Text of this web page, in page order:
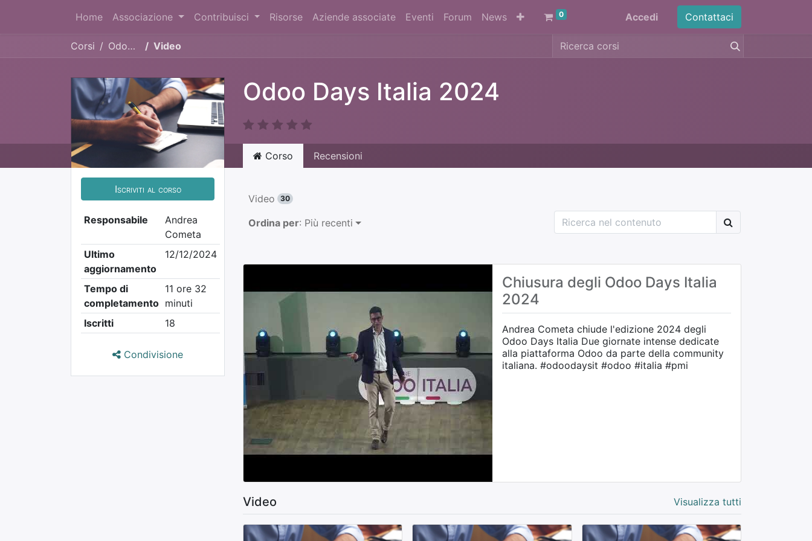
Home Associazione Contribuisci Risorse Aziende associate Eventi Forum News 0 Accedi Contattaci
Corsi Odoo Days Italia 2024 Video
Odoo Days Italia 2024
Iscriviti al corso
Responsabile
Andrea
Cometa
Ultimo
aggiornamento
12/12/2024
Tempo di
completamento
11 ore 32
minuti
Iscritti
18
Condivisione
Corso Recensioni
Video 30
Ordina per: Più recenti
Chiusura degli Odoo Days Italia
2024
Andrea Cometa chiude l'edizione 2024 degli
Odoo Days Italia Due giornate intense dedicate
alla piattaforma Odoo da parte della community
italiana. #odoodaysit #odoo #italia #pmi
Video Visualizza tutti